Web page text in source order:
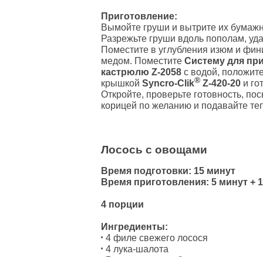
Приготовление:
Вымойте груши и вытрите их
Разрежьте груши вдоль пополам,
Поместите в углубления изюм и
медом. Поместите Систему для
кастрюлю Z-2058 с водой,
крышкой Syncro-Clik® Z-420-20 и
Откройте, проверьте готовность,
корицей по желанию и подавайте
Лосось с овощами
Время подготовки: 15 минут
Время приготовления: 5 минут +
4 порции
Ингредиенты:
4 филе свежего лосося
4 лука-шалота